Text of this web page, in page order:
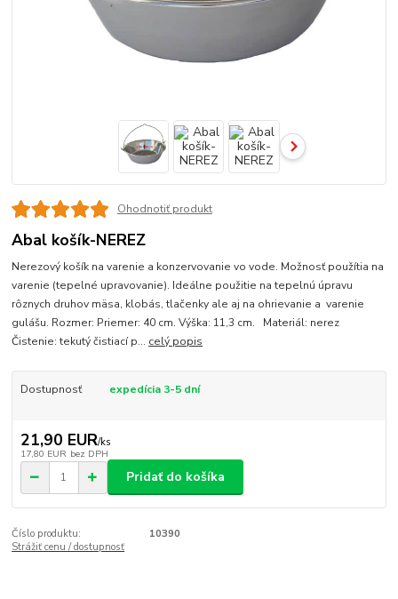
Ohodnotiť produkt
Abal košík-NEREZ
Nerezový košík na varenie a konzervovanie vo vode. Možnosť použítia na
varenie (tepelné upravovanie). Ideálne použitie na tepelnú úpravu
rôznych druhov mäsa, klobás, tlačenky ale aj na ohrievanie a varenie
gulášu. Rozmer: Priemer: 40 cm. Výška: 11,3 cm. Materiál: nerez
Čistenie: tekutý čistiací p... celý popis
Dostupnosť expedícia 3-5 dní
21,90 EUR/ks
17,80 EUR bez DPH
Pridať do košíka
Číslo produktu:
10390
Strážiť cenu / dostupnosť